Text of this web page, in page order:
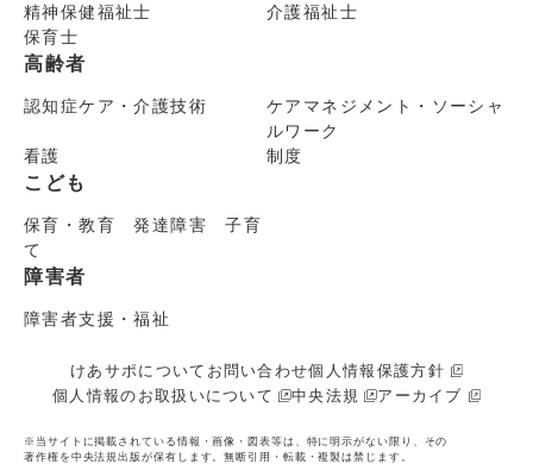
精神保健福祉士
介護福祉士
保育士
高齢者
認知症ケア・介護技術
ケアマネジメント・ソーシャ
ルワーク
看護
制度
こども
保育・教育 発達障害 子育
て
障害者
障害者支援・福祉
けあサポについて お問い合わせ個人情報保護方針
個人情報のお取扱いについて
中央法規 アーカイブ
※当サイトに掲載されている情報・画像・図表等は、特に明示がない限り、その
著作権を中央法規出版が保有します。無断引用・転載・複製は禁じます。